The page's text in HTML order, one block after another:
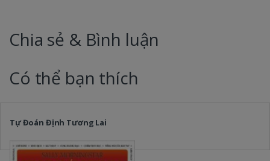
Chia sẻ & Bình luận
Có thể bạn thích
Tự Đoán Định Tương Lai